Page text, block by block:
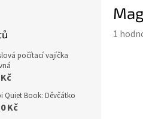
počítací vajíčka
Quiet Book: Děvčátko
Kč
1